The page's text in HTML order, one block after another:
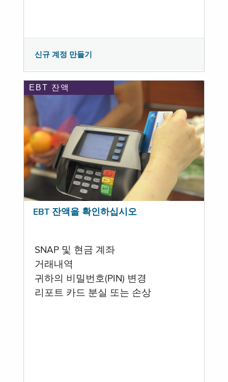
신규 계정 만들기
EBT 잔액
EBT 잔액을 확인하십시오
SNAP 및 현금 계좌
거래내역
귀하의 비밀번호(PIN) 변경
리포트 카드 분실 또는 손상